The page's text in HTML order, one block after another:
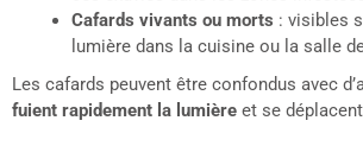
Cafards vivants ou morts : visibles
lumière dans la cuisine ou la salle
Les cafards peuvent être confondus avec
fuient rapidement la lumière et se